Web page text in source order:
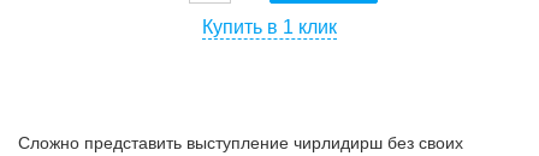
Купить в 1 клик
Сложно представить выступление чирлидирш без своих